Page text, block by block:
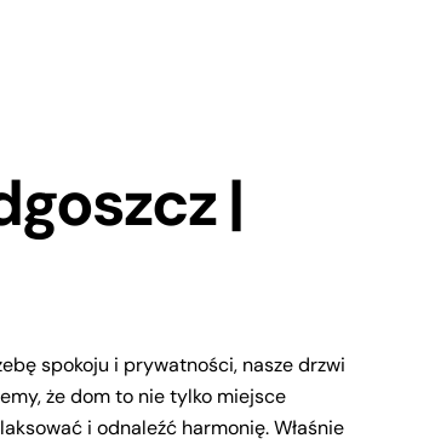
|
spokoju i prywatności, nasze drzwi
że dom to nie tylko miejsce
i odnaleźć harmonię. Właśnie